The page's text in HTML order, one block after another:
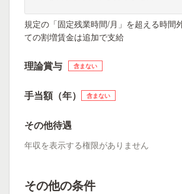
規定の「固定残業時間/月」を超える時間
ての割増賃金は追加で支給
理論賞与 含まない
手当額（年） 含まない
その他待遇
年収を表示する権限がありません
その他の条件